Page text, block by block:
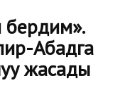
Абадга
жасады